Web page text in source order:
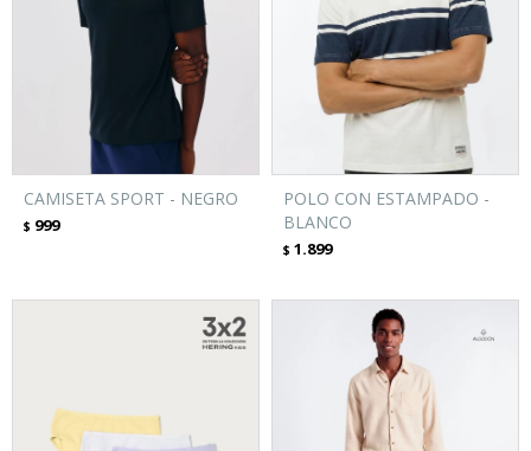
CAMISETA SPORT - NEGRO
$ 999
POLO CON ESTAMPADO -
BLANCO
$ 1.899